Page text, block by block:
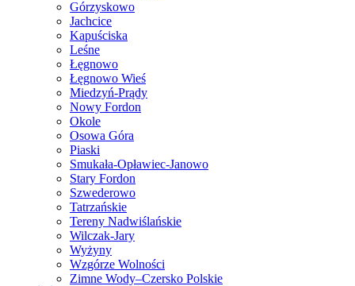
Górzyskowo
Jachcice
Kapuściska
Leśne
Łęgnowo
Łęgnowo Wieś
Miedzyń-Prądy
Nowy Fordon
Okole
Osowa Góra
Piaski
Smukała-Opławiec-Janowo
Stary Fordon
Szwederowo
Tatrzańskie
Tereny Nadwiślańskie
Wilczak-Jary
Wyżyny
Wzgórze Wolności
Zimne Wody–Czersko Polskie